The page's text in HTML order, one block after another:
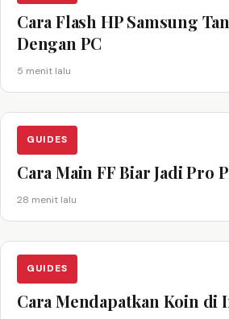
Cara Flash HP Samsung
Dengan PC
5 menit lalu
GUIDES
Cara Main FF Biar Jadi Pro
28 menit lalu
GUIDES
Cara Mendapatkan Koin di